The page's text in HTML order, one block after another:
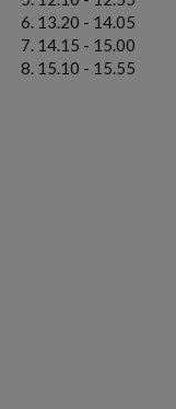
13.20 - 14.05
14.15 - 15.00
15.10 - 15.55